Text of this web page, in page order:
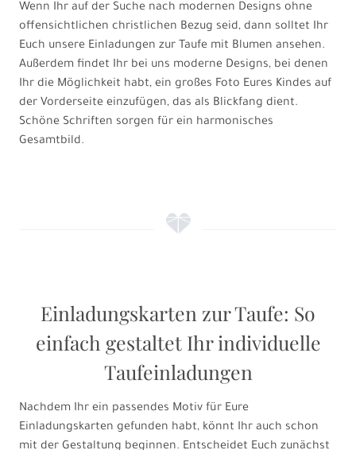
Wenn Ihr auf der Suche nach modernen Designs ohne
offensichtlichen christlichen Bezug seid, dann solltet Ihr
Euch unsere Einladungen zur Taufe mit Blumen ansehen.
Außerdem findet Ihr bei uns moderne Designs, bei denen
Ihr die Möglichkeit habt, ein großes Foto Eures Kindes auf
der Vorderseite einzufügen, das als Blickfang dient.
Schöne Schriften sorgen für ein harmonisches
Gesamtbild.
f
Einladungskarten zur Taufe: So
einfach gestaltet Ihr individuelle
Taufeinladungen
Nachdem Ihr ein passendes Motiv für Eure
Einladungskarten gefunden habt, könnt Ihr auch schon
mit der Gestaltung beginnen. Entscheidet Euch zunächst